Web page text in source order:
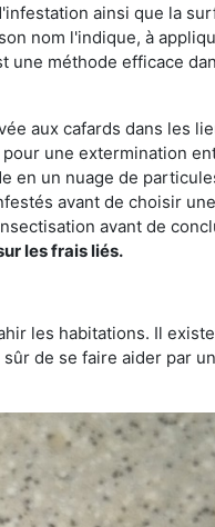
ainsi que la
nom l'indique, à
une méthode efficace
aux cafards dans les
une extermination
en un nuage de
avant de choisir
avant de
les frais liés.
les habitations. Il
de se faire aider par